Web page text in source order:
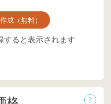
成（無料）
すると表示されます